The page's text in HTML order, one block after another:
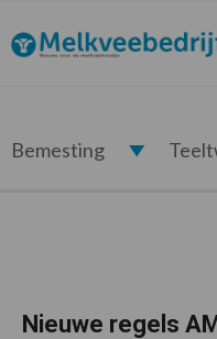
de
hoofdnavigatie
de
hoofd
de
eerste
de
voettekst
Melkveebedrijf.nl
Bemesting
Nieuwe regels